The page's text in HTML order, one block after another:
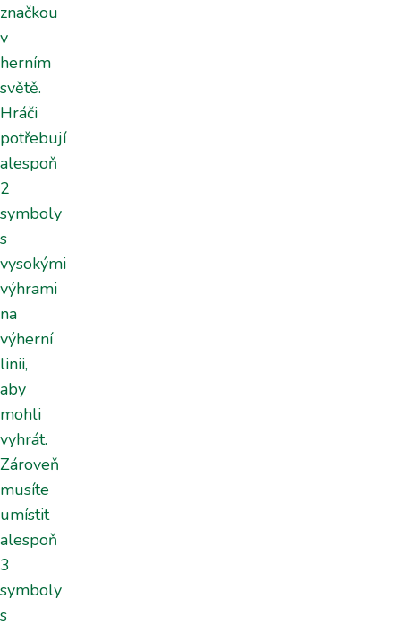
značkou
v
herním
světě.
Hráči
potřebují
alespoň
2
symboly
s
vysokými
výhrami
na
výherní
linii,
aby
mohli
vyhrát.
Zároveň
musíte
umístit
alespoň
3
symboly
s